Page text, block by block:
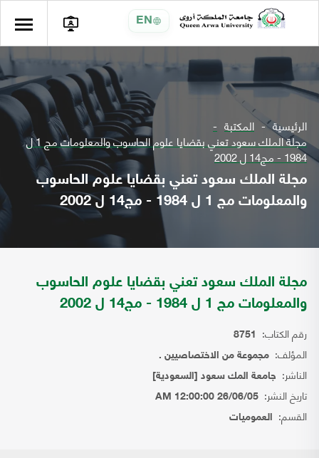
EN
الرئيسية المكتبة
مجلة الملك سعود تعني بقضايا علوم الحاسوب والمعلومات مج 1 ل
1984 - مج14 ل 2002
مجلة الملك سعود تعني بقضايا علوم الحاسوب
والمعلومات مج 1 ل 1984 - مج14 ل 2002
مجلة الملك سعود تعني بقضايا علوم الحاسوب
والمعلومات مج 1 ل 1984 - مج14 ل 2002
رقم الكتاب: 8751
المؤلف: مجموعة من الاختصاصيين .
الناشر: جامعة المك سعود [السعودية]
تاريخ النشر: 26/06/05 12:00:00 AM
القسم: العموميات